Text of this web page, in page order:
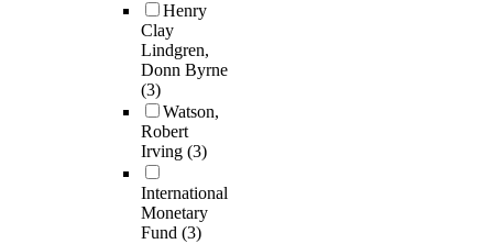
Henry
Clay
Lindgren,
Donn Byrne
(3)
Watson,
Robert
Irving (3)
International
Monetary
Fund (3)